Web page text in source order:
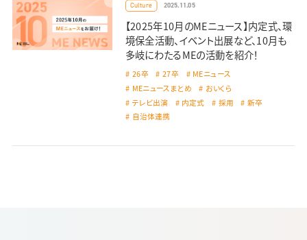
Culture 2025.11.05
【2025年10月のMEニュース】内定式、環
境保全活動、イベント出展など、10月も
多岐にわたるMEの活動を紹介！
26卒 27卒 MEニュース
MEニュースまとめ
おいくら
テレビ出演
内定式 採用
新卒
自治体連携